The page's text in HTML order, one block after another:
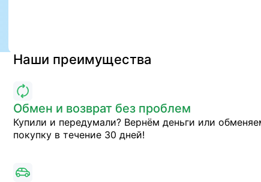
Наши преимущества
Обмен и возврат без проблем
Купили и передумали? Вернём деньги или
покупку в течение 30 дней!